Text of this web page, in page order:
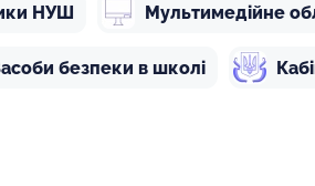
НУШ Мультимедійне
безпеки в школі